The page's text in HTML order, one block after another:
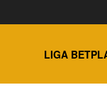
LIGA